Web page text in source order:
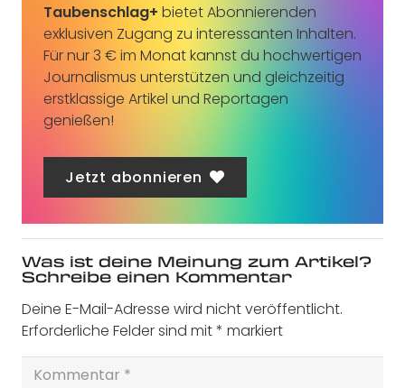
Taubenschlag+ bietet Abonnierenden
exklusiven Zugang zu interessanten Inhalten.
Für nur 3 € im Monat kannst du hochwertigen
Journalismus unterstützen und gleichzeitig
erstklassige Artikel und Reportagen
genießen!
Jetzt abonnieren
Was ist deine Meinung zum Artikel?
Schreibe einen Kommentar
Deine E-Mail-Adresse wird nicht veröffentlicht.
Erforderliche Felder sind mit* markiert